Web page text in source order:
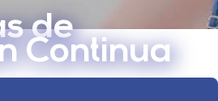
de
Continua